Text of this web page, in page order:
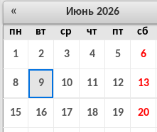
«
Июнь 2026
пн
вт ср чт пт сб
1
2 3 4 5 6
8 9 10 11 12 13
15 16 17 18 19 20